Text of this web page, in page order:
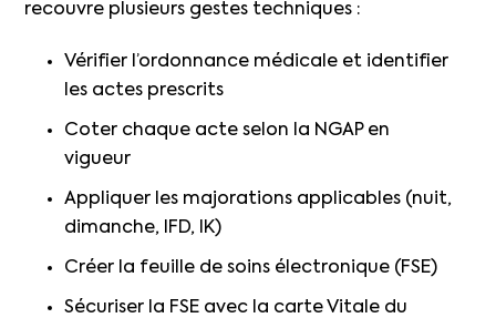
recouvre plusieurs gestes techniques :
Vérifier l’ordonnance médicale et identifier
les actes prescrits
Coter chaque acte selon la NGAP en
vigueur
Appliquer les majorations applicables (nuit,
dimanche, IFD, IK)
Créer la feuille de soins électronique (FSE)
Sécuriser la FSE avec la carte Vitale du